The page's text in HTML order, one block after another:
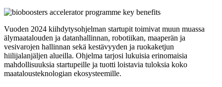
Vuoden 2024 kiihdytysohjelman startupit toimivat muun muassa
älymaatalouden ja datanhallinnan, robotiikan, maaperän ja
vesivarojen hallinnan sekä kestävyyden ja ruokaketjun
hiilijalanjäljen alueilla. Ohjelma tarjosi lukuisia erinomaisia
mahdollisuuksia startupeille ja tuotti loistavia tuloksia koko
maatalousteknologian ekosysteemille.